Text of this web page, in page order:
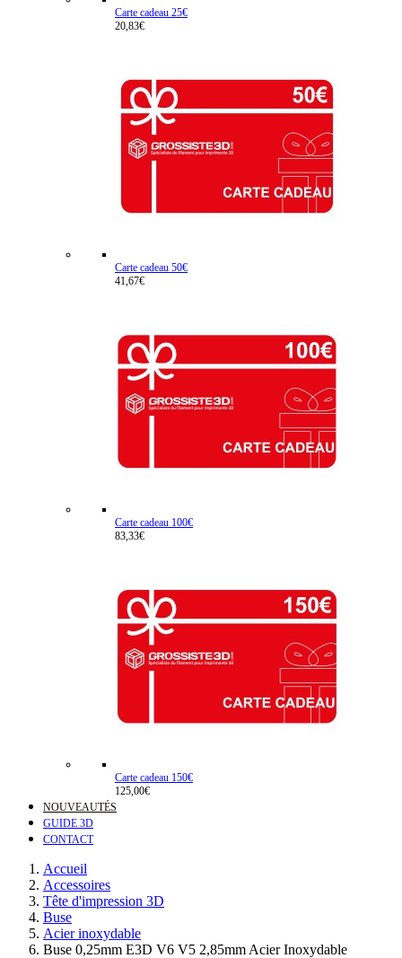
Carte cadeau 25€
20,83€
Carte cadeau 50€
41,67€
Carte cadeau 100€
83,33€
Carte cadeau 150€
125,00€
NOUVEAUTÉS
GUIDE 3D
CONTACT
Accueil
Accessoires
Tête d'impression 3D
Buse
Acier inoxydable
Buse 0,25mm E3D V6 V5 2,85mm Acier Inoxydable